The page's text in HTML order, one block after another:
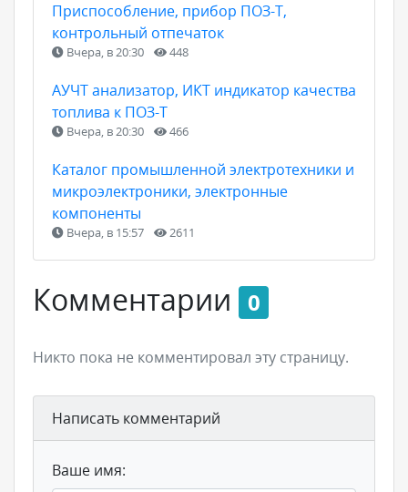
Приспособление, прибор ПОЗ-Т,
контрольный отпечаток
Вчера, в 20:30 448
АУЧТ анализатор, ИКТ индикатор качества
топлива к ПОЗ-Т
Вчера, в 20:30 466
Каталог промышленной электротехники и
микроэлектроники, электронные
компоненты
Вчера, в 15:57 2611
Комментарии 0
Никто пока не комментировал эту страницу.
Написать комментарий
Ваше имя: